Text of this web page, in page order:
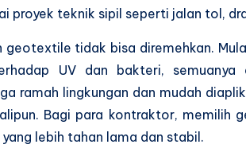
proyek teknik sipil seperti jalan tol,
geotextile tidak bisa diremehkan.
UV dan bakteri, semuanya
ramah lingkungan dan mudah
Bagi para kontraktor, memilih
lebih tahan lama dan stabil.